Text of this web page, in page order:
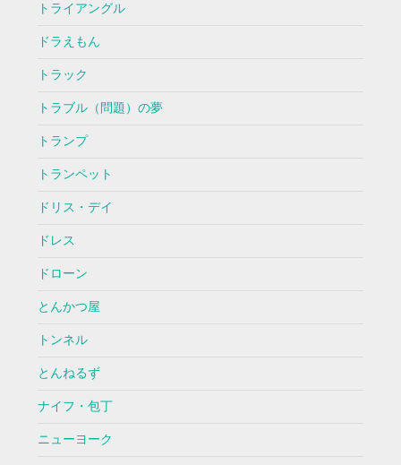
トライアングル
ドラえもん
トラック
トラブル（問題）の夢
トランプ
トランペット
ドリス・デイ
ドレス
ドローン
とんかつ屋
トンネル
とんねるず
ナイフ・包丁
ニューヨーク